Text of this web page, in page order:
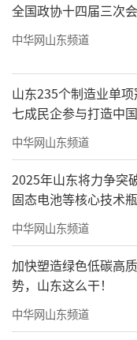
智造与物流
的智能制造体系
交付，降低物流
营销层面，
行”等营销方
式，让渠道和当
差异化储鲜体验。
全国政协十四届三次
中华网山东频道
山东235个制造业单
七成民企参与打造中
中华网山东频道
2025年山东将力争突
固态电池等核心技术
中华网山东频道
加快塑造绿色低碳高
势，山东这么干！
中华网山东频道